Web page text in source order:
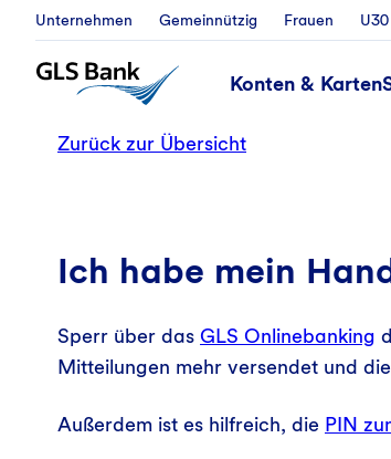
Unternehmen Gemeinnützig Frauen U30
Konten & Karten
Zurück zur Übersicht
Ich habe mein
Sperr über das GLS Onlinebanking
Mitteilungen mehr versendet und
Außerdem ist es hilfreich, die PIN